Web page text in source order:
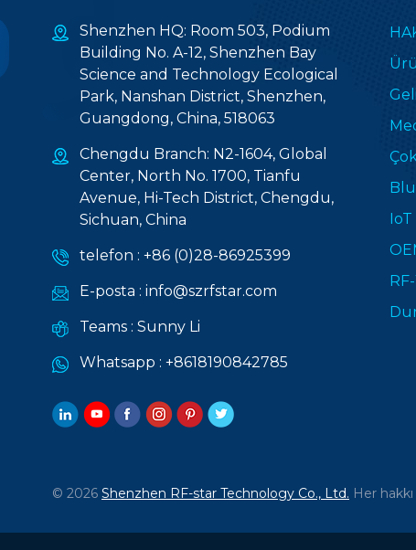
Shenzhen HQ: Room 503, Podium
Building No. A-12, Shenzhen Bay
Science and Technology Ecological
Park, Nanshan District, Shenzhen,
Guangdong, China, 518063
Chengdu Branch: N2-1604, Global
Center, North No. 1700, Tianfu
Avenue, Hi-Tech District, Chengdu,
Sichuan, China
telefon : +86 (0)28-86925399
E-posta : info@szrfstar.com
Teams : Sunny Li
Whatsapp : +8618190842785
© 2026 Shenzhen RF-star Technology Co., Ltd. Her hakkı